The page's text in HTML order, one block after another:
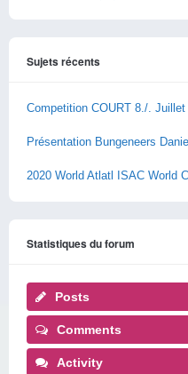
Sujets récents
Competition COURT 8./. Juillet
Présentation Bungeneers Daniel
2020 World Atlatl ISAC World
Statistiques du forum
Posts
Comments
Activity